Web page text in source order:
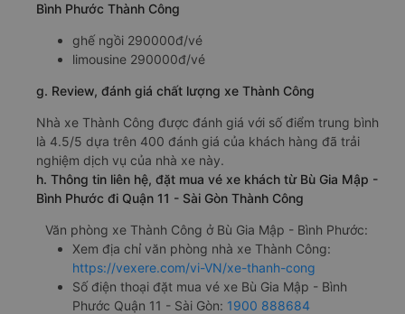
Bình Phước Thành Công
ghế ngồi 290000đ/vé
limousine 290000đ/vé
g. Review, đánh giá chất lượng xe Thành Công
Nhà xe Thành Công được đánh giá với số điểm trung bình
là 4.5/5 dựa trên 400 đánh giá của khách hàng đã trải
nghiệm dịch vụ của nhà xe này.
h. Thông tin liên hệ, đặt mua vé xe khách từ Bù Gia Mập -
Bình Phước đi Quận 11 - Sài Gòn Thành Công
Văn phòng xe Thành Công ở Bù Gia Mập - Bình Phước:
Xem địa chỉ văn phòng nhà xe Thành Công:
https://vexere.com/vi-VN/xe-thanh-cong
Số điện thoại đặt mua vé xe Bù Gia Mập - Bình
Phước Quận 11 - Sài Gòn: 1900 888684